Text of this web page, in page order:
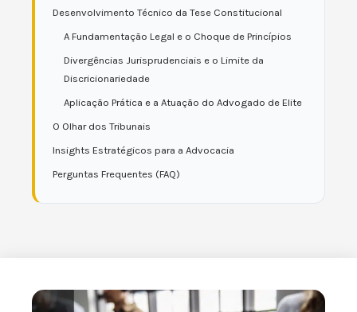
Desenvolvimento Técnico da Tese Constitucional
A Fundamentação Legal e o Choque de Princípios
Divergências Jurisprudenciais e o Limite da
Discricionariedade
Aplicação Prática e a Atuação do Advogado de Elite
O Olhar dos Tribunais
Insights Estratégicos para a Advocacia
Perguntas Frequentes (FAQ)